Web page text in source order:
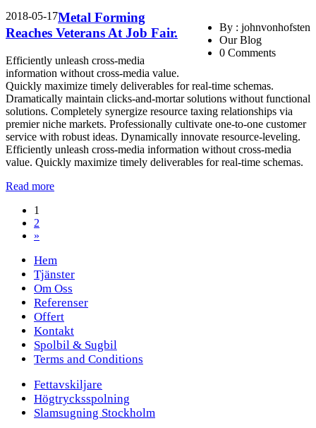
2018-05-17
By : johnvonhofsten
Our Blog
0 Comments
Metal Forming
Reaches Veterans At Job Fair.
Efficiently unleash cross-media
information without cross-media value.
Quickly maximize timely deliverables for real-time schemas.
Dramatically maintain clicks-and-mortar solutions without functional
solutions. Completely synergize resource taxing relationships via
premier niche markets. Professionally cultivate one-to-one customer
service with robust ideas. Dynamically innovate resource-leveling.
Efficiently unleash cross-media information without cross-media
value. Quickly maximize timely deliverables for real-time schemas.
Read more
1
2
»
Hem
Tjänster
Om Oss
Referenser
Offert
Kontakt
Spolbil & Sugbil
Terms and Conditions
Fettavskiljare
Högtrycksspolning
Slamsugning Stockholm